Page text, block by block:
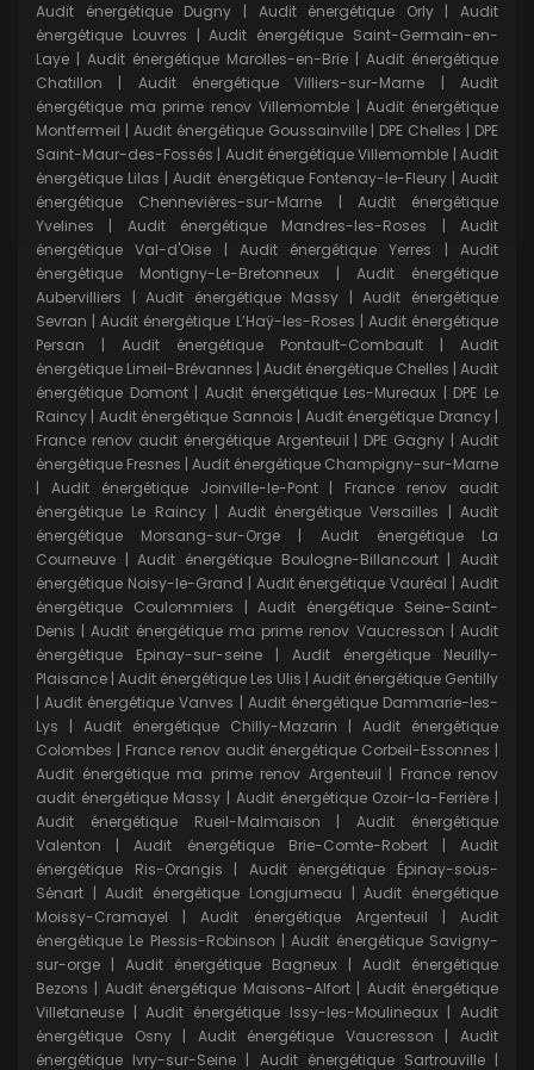
Audit énergétique Dugny | Audit énergétique Orly| Audit
énergétique Louvres |Audit énergétique Saint-Germain-en-
Laye | Audit énergétique Marolles-en-Brie | Audit énergétique
Chatillon | Audit énergétique Villiers-sur-Marne |Audit
énergétique ma prime renov Villemomble|Audit énergétique
Montfermeil | Audit énergétique Goussainville| DPE Chelles | DPE
Saint-Maur-des-Fossés | Audit énergétique Villemomble |Audit
énergétique Lilas |Audit énergétique Fontenay-le-Fleury|Audit
énergétique Chennevières-sur-Marne | Audit énergétique
Yvelines | Audit énergétique Mandres-les-Roses |Audit
énergétique Val-d'Oise | Audit énergétique Yerres |Audit
énergétique Montigny-Le-Bretonneux | Audit énergétique
Aubervilliers |Audit énergétique Massy |Audit énergétique
Sevran |Audit énergétique L’Haÿ-les-Roses | Audit énergétique
Persan | Audit énergétique Pontault-Combault | Audit
énergétique Limeil-Brévannes | Audit énergétique Chelles | Audit
énergétique Domont| Audit énergétique Les-Mureaux | DPE Le
Raincy | Audit énergétique Sannois | Audit énergétique Drancy|
France renov audit énergétique Argenteuil | DPE Gagny |Audit
énergétique Fresnes | Audit énergétique Champigny-sur-Marne
| Audit énergétique Joinville-le-Pont| France renov audit
énergétique Le Raincy| Audit énergétique Versailles | Audit
énergétique Morsang-sur-Orge | Audit énergétique La
Courneuve |Audit énergétique Boulogne-Billancourt|Audit
énergétique Noisy-le-Grand | Audit énergétique Vauréal |Audit
énergétique Coulommiers |Audit énergétique Seine-Saint-
Denis |Audit énergétique ma prime renov Vaucresson |Audit
énergétique Epinay-sur-seine | Audit énergétique Neuilly-
Plaisance | Audit énergétique Les Ulis | Audit énergétique Gentilly
|Audit énergétique Vanves | Audit énergétique Dammarie-les-
Lys | Audit énergétique Chilly-Mazarin | Audit énergétique
Colombes | France renov audit énergétique Corbeil-Essonnes |
Audit énergétique ma prime renov Argenteuil | France renov
audit énergétique Massy | Audit énergétique Ozoir-la-Ferrière |
Audit énergétique Rueil-Malmaison |Audit énergétique
Valenton |Audit énergétique Brie-Comte-Robert|Audit
énergétique Ris-Orangis | Audit énergétique Épinay-sous-
Sénart |Audit énergétique Longjumeau |Audit énergétique
Moissy-Cramayel |Audit énergétique Argenteuil |Audit
énergétique Le Plessis-Robinson |Audit énergétique Savigny-
sur-orge | Audit énergétique Bagneux | Audit énergétique
Bezons | Audit énergétique Maisons-Alfort| Audit énergétique
Villetaneuse |Audit énergétique Issy-les-Moulineaux|Audit
énergétique Osny| Audit énergétique Vaucresson |Audit
énergétique Ivry-sur-Seine | Audit énergétique Sartrouville |